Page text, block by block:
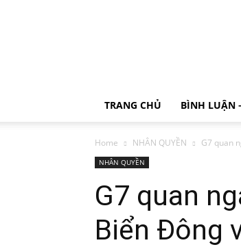
TRANG CHỦ BÌNH LUẬN
Home NHÂN QUYỀN G7 quan
NHÂN QUYỀN
G7 quan
Biển Đông